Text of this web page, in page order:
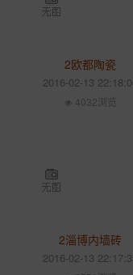
2欧都陶瓷
2016-02-13
4032浏览
2淄博内墙砖
2016-02-13